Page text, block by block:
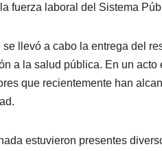
fuerza laboral del Sistema
se llevó a cabo la entrega del
a la salud pública. En un
que recientemente han
estuvieron presentes